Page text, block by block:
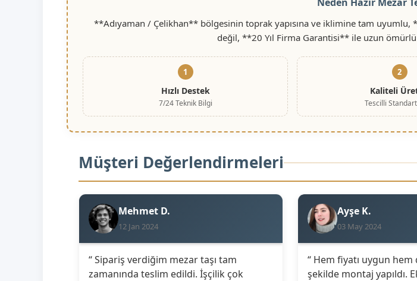
**Adıyaman / Çelikhan** bölgesinin toprak yapısına ve iklimine tam
değil, **20 Yıl Firma Garantisi** ile uzun
1
Hızlı Destek
7/24 Teknik Bilgi
2
Kaliteli
Tescilli
Müşteri Değerlendirmeleri
Mehmet D.
12 Jan 2024
“ Sipariş verdiğim mezar taşı tam
zamanında teslim edildi. İşçilik çok
Ayşe K.
03 May 2024
“ Hem fiyatı uygun hem
şekilde montaj yapıldı.